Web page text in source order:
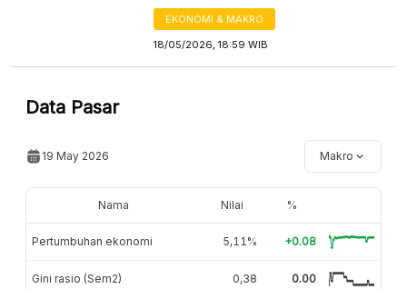
EKONOMI & MAKRO
18/05/2026, 18:59 WIB
Data Pasar
19 May 2026 Makro
Nama Nilai %
Pertumbuhan ekonomi 5,11% +0.08
Gini rasio (Sem2) 0,38 0.00